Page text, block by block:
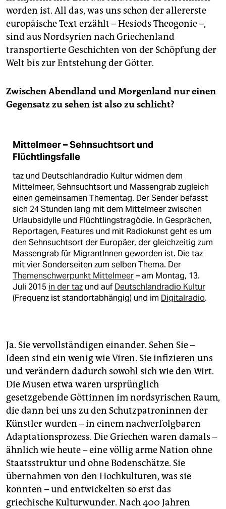
worden ist. All das, was uns schon der allererste
europäische Text erzählt – Hesiods Theogonie –,
sind aus Nordsyrien nach Griechenland
transportierte Geschichten von der Schöpfung der
Welt bis zur Entstehung der Götter.
Zwischen Abendland und Morgenland nur einen
Gegensatz zu sehen ist also zu schlicht?
Mittelmeer – Sehnsuchtsort und
Flüchtlingsfalle
taz und Deutschlandradio Kultur widmen dem
Mittelmeer, Sehnsuchtsort und Massengrab zugleich
einen gemeinsamen Thementag. Der Sender befasst
sich 24 Stunden lang mit dem Mittelmeer zwischen
Urlaubsidylle und Flüchtlingstragödie. In Gesprächen,
Reportagen, Features und mit Radiokunst geht es um
den Sehnsuchtsort der Europäer, der gleichzeitig zum
Massengrab für MigrantInnen geworden ist. Die taz
mit vier Sonderseiten zum selben Thema. Der
Themenschwerpunkt Mittelmeer– am Montag, 13.
Juli 2015 in der taz und auf Deutschlandradio Kultur
(Frequenz ist standortabhängig) und im Digitalradio.
Ja. Sie vervollständigen einander. Sehen Sie –
Ideen sind ein wenig wie Viren. Sie infizieren uns
und verändern dadurch sowohl sich wie den Wirt.
Die Musen etwa waren ursprünglich
gesetzgebende Göttinnen im nordsyrischen Raum,
die dann bei uns zu den Schutzpatroninnen der
Künstler wurden – in einem nachverfolgbaren
Adaptationsprozess. Die Griechen waren damals –
ähnlich wie heute – eine völlig arme Nation ohne
Staatsstruktur und ohne Bodenschätze. Sie
übernahmen von den Hochkulturen, was sie
konnten – und entwickelten so erst das
griechische Kulturwunder. Nach 400 Jahren